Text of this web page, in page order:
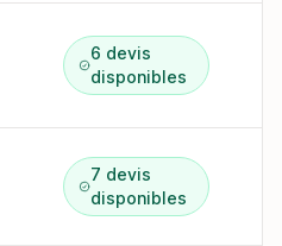
6 devis
disponibles
7 devis
disponibles